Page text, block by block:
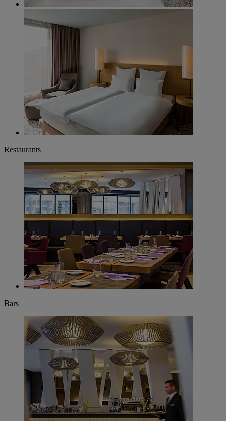
Restaurants
Bars